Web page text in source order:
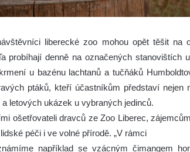
liberecké zoo mohou opět těšit na
probíhají denně na označených stanovištích
u bazénu lachtanů a tučňáků
ptáků, kteří účastníkům představí nejen
letových ukázek u vybraných jedinců.
ošetřovateli dravců ze Zoo Liberec,
péči i ve volné přírodě. „V rámci
například se vzácným čimangem